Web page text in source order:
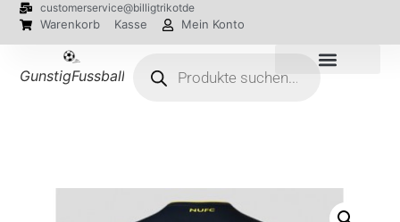
customerservice@billigtrikotde
Warenkorb Kasse Mein Konto
GunstigFussballTrikot